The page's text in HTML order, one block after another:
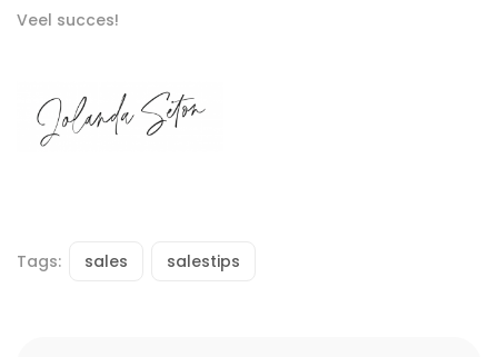
Veel succes!
Tags: sales salestips